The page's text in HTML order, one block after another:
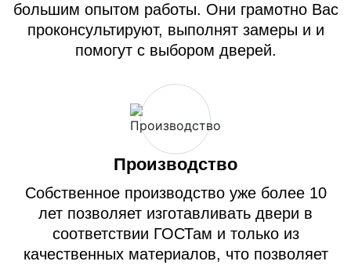
большим опытом работы. Они грамотно Вас
проконсультируют, выполнят замеры и и
помогут с выбором дверей.
Производство
Собственное производство уже более 10
лет позволяет изготавливать двери в
соответствии ГОСТам и только из
качественных материалов, что позволяет